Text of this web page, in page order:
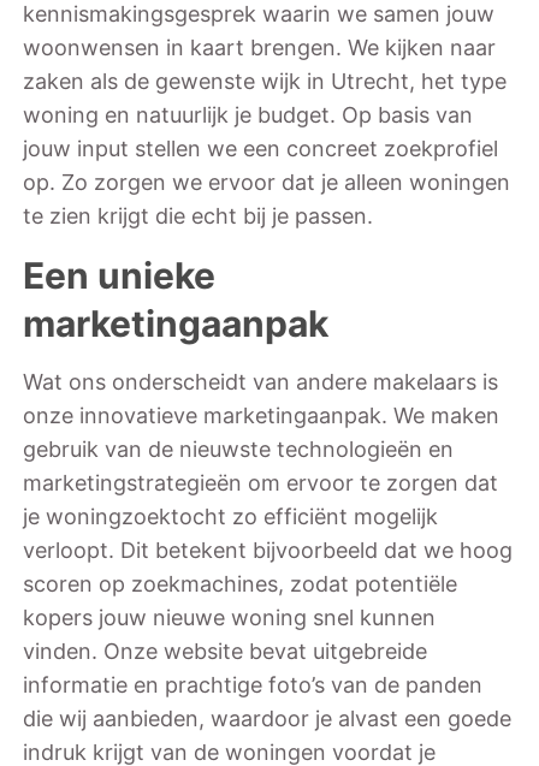
kennismakingsgesprek waarin we samen jouw
woonwensen in kaart brengen. We kijken naar
zaken als de gewenste wijk in Utrecht, het type
woning en natuurlijk je budget. Op basis van
jouw input stellen we een concreet zoekprofiel
op. Zo zorgen we ervoor dat je alleen woningen
te zien krijgt die echt bij je passen.
Een unieke
marketingaanpak
Wat ons onderscheidt van andere makelaars is
onze innovatieve marketingaanpak. We maken
gebruik van de nieuwste technologieën en
marketingstrategieën om ervoor te zorgen dat
je woningzoektocht zo efficiënt mogelijk
verloopt. Dit betekent bijvoorbeeld dat we hoog
scoren op zoekmachines, zodat potentiële
kopers jouw nieuwe woning snel kunnen
vinden. Onze website bevat uitgebreide
informatie en prachtige foto’s van de panden
die wij aanbieden, waardoor je alvast een goede
indruk krijgt van de woningen voordat je